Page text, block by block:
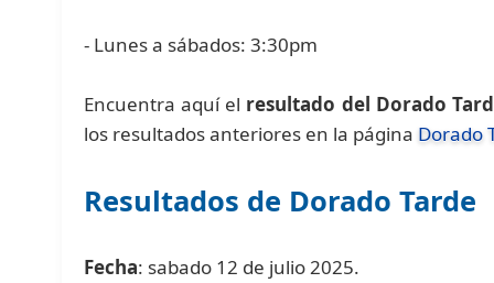
- Lunes a sábados: 3:30pm
Encuentra aquí el resultado del Dorado
los resultados anteriores en la página Dorado
Resultados de Dorado Tarde
Fecha: sabado 12 de julio 2025.